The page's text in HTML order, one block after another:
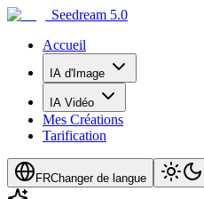
Seedream 5.0
Accueil
IA d'Image
IA Vidéo
Mes Créations
Tarification
FRChanger de langue